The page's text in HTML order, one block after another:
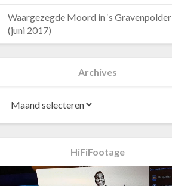
Waargezegde Moord in ‘s Gravenpolder
(juni 2017)
Archives
HiFiFootage
Videospeler